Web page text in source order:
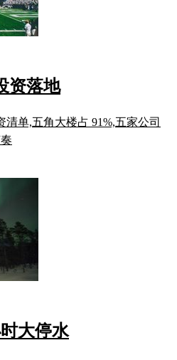
资落地
单,五角大楼占 91%,五家公司
大停水